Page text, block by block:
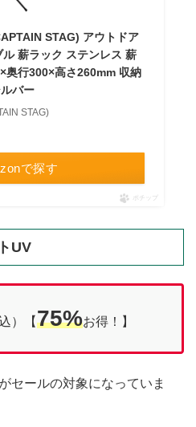
STAG) アウトドア
薪ラック ステンレス 薪
奥行300×高さ260mm 収納
バー
STAG)
で探す
ポチップ
UV
）【75%お得！】
セールの対象になっていま